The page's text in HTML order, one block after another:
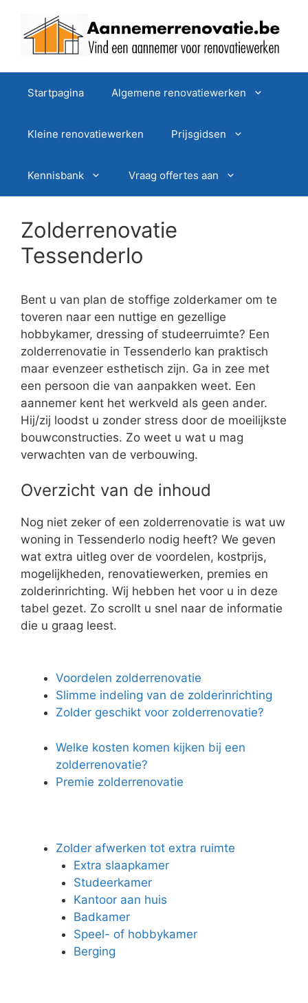
Startpagina Algemene renovatiewerken
Kleine renovatiewerken Prijsgidsen
Kennisbank Vraag offertes aan
Zolderrenovatie
Tessenderlo
Bent u van plan de stoffige zolderkamer om te
toveren naar een nuttige en gezellige
hobbykamer, dressing of studeerruimte? Een
zolderrenovatie in Tessenderlo kan praktisch
maar evenzeer esthetisch zijn. Ga in zee met
een persoon die van aanpakken weet. Een
aannemer kent het werkveld als geen ander.
Hij/zij loodst u zonder stress door de moeilijkste
bouwconstructies. Zo weet u wat u mag
verwachten van de verbouwing.
Overzicht van de inhoud
Nog niet zeker of een zolderrenovatie is wat uw
woning in Tessenderlo nodig heeft? We geven
wat extra uitleg over de voordelen, kostprijs,
mogelijkheden, renovatiewerken, premies en
zolderinrichting. Wij hebben het voor u in deze
tabel gezet. Zo scrollt u snel naar de informatie
die u graag leest.
Voordelen zolderrenovatie
Slimme indeling van de zolderinrichting
Zolder geschikt voor zolderrenovatie?
Welke kosten komen kijken bij een
zolderrenovatie?
Premie zolderrenovatie
Zolder afwerken tot extra ruimte
Extra slaapkamer
Studeerkamer
Kantoor aan huis
Badkamer
Speel- of hobbykamer
Berging